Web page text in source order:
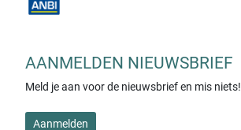
AANMELDEN NIEUWSBRIEF
Meld je aan voor de nieuwsbrief en mis niets!
Aanmelden